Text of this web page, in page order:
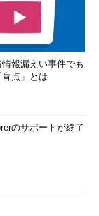
情報漏えい事件でも
点」とは
のサポートが終了